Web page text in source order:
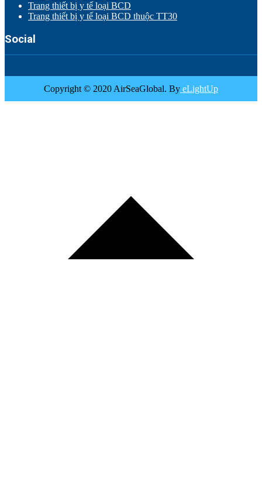
Trang thiết bị y tế loại BCD
Trang thiết bị y tế loại BCD thuộc TT30
Social
Copyright © 2020 AirSeaGlobal. By eLightUp